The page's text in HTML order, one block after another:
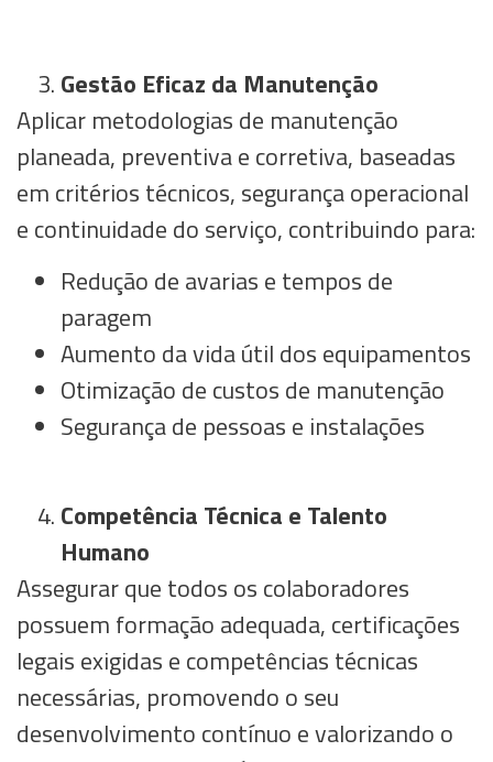
Gestão Eficaz da Manutenção
Aplicar metodologias de manutenção
planeada, preventiva e corretiva, baseadas
em critérios técnicos, segurança operacional
e continuidade do serviço, contribuindo para:
Redução de avarias e tempos de
paragem
Aumento da vida útil dos equipamentos
Otimização de custos de manutenção
Segurança de pessoas e instalações
Competência Técnica e Talento
Humano
Assegurar que todos os colaboradores
possuem formação adequada, certificações
legais exigidas e competências técnicas
necessárias, promovendo o seu
desenvolvimento contínuo e valorizando o